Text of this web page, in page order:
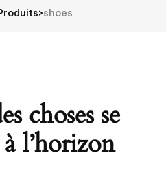
>shoes
choses se
l’horizon